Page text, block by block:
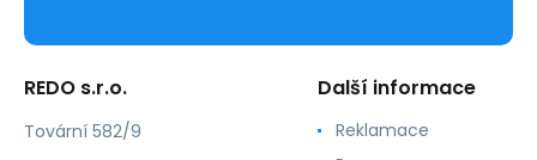
REDO s.r.o.
Tovární 582/9
Další informace
Reklamace